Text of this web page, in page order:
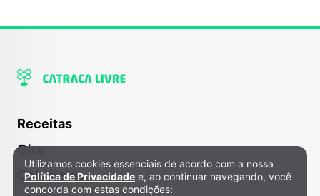
Receitas
Gira
Colunistas
Política de Privacidade e Cookies
Utilizamos cookies essenciais de acordo com a nossa
Política de Privacidade e, ao continuar navegando, você
concorda com estas condições: